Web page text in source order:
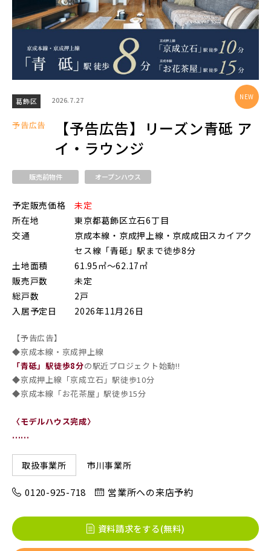
さいたま市(20)
さいたま市北区(2)
さいたま市大宮区(0)
さいたま市見沼区(5)
さいたま市浦和区(0)
さいたま市緑区(1)
さいたま市岩槻区(0)
朝霞市(1)
志木市(0)
和光市(1)
新座市(2)
桶川市(2)
久喜市(1)
富士見市(0)
蓮田市(1)
白岡市(0)
春日部市(5) 草加市(0)
越谷市(9)
三郷市(2)
幸手市(0)
千葉・京葉エリア(19)
市川市(5) 船橋市(8)
八千代市(1)
鎌ケ谷市(2)
浦安市(0)
白井市(0)
千葉市(2)
葛飾区 2026.7.27
予告広告
【予告広告】リーズン青砥 ア
イ・ラウンジ
販売前物件 オープンハウス
予定販売価格
未定
所在地
東京都葛飾区立石6丁目
交通
京成本線・京成押上線・京成成田スカイアク
セス線「青砥」駅まで徒歩8分
土地面積
61.95㎡～62.17㎡
販売戸数
未定
総戸数
2戸
入居予定日
2026年11月26日
【予告広告】
◆京成本線・京成押上線
「青砥」駅徒歩8分の駅近プロジェクト始動!!
◆京成押上線「京成立石」駅徒歩10分
◆京成本線「お花茶屋」駅徒歩15分
〈モデルハウス完成〉
......
取扱事業所 市川事業所
0120-925-718 営業所への来店予約
資料請求をする(無料)